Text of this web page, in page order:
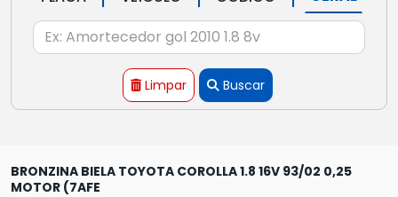
Limpar Buscar
BRONZINA BIELA TOYOTA COROLLA 1.8 16V 93/02 0,25
MOTOR (7AFE